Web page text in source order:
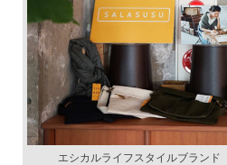
エシカルライフスタイルブランド